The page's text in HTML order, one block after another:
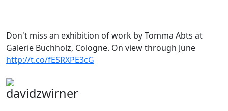
Don't miss an exhibition of work by Tomma Abts at
Galerie Buchholz, Cologne. On view through June
http://t.co/fESRXPE3cG
davidzwirner